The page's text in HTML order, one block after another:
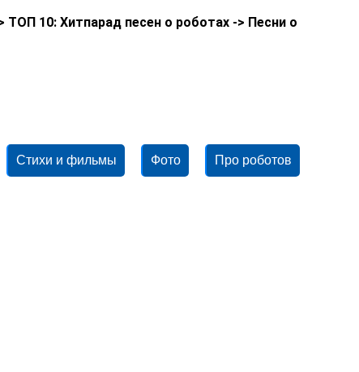
10: Хитпарад песен о роботах -> Песни о
Стихи и фильмы Фото Про роботов